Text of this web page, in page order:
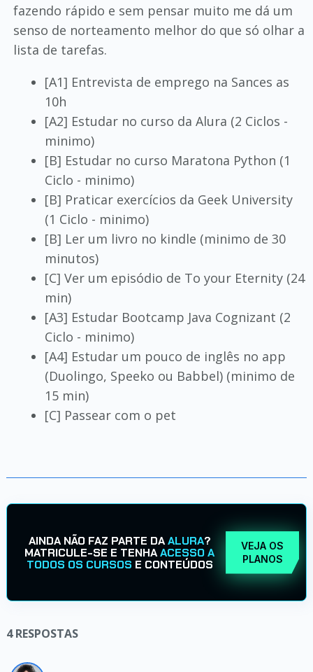
fazendo rápido e sem pensar muito me dá um
senso de norteamento melhor do que só olhar a
lista de tarefas.
[A1] Entrevista de emprego na Sances as
10h
[A2] Estudar no curso da Alura (2 Ciclos -
minimo)
[B] Estudar no curso Maratona Python (1
Ciclo - minimo)
[B] Praticar exercícios da Geek University
(1 Ciclo - minimo)
[B] Ler um livro no kindle (minimo de 30
minutos)
[C] Ver um episódio de To your Eternity (24
min)
[A3] Estudar Bootcamp Java Cognizant (2
Ciclo - minimo)
[A4] Estudar um pouco de inglês no app
(Duolingo, Speeko ou Babbel) (minimo de
15 min)
[C] Passear com o pet
AINDA NÃO FAZ PARTE DAALURA?
MATRICULE-SE E TENHAACESSO A
TODOS OS CURSOS E CONTEÚDOS
VEJA OS
PLANOS
4RESPOSTAS